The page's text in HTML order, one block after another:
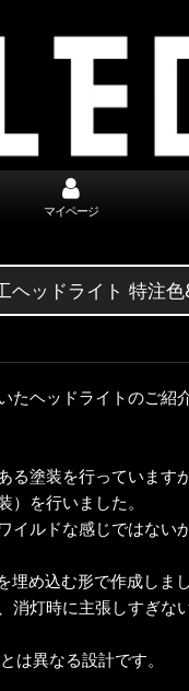
マイページ
ヘッドライト 特注
ヘッドライトのご紹介
る塗装を行っています
を行いました。
ルドな感じではない
め込む形で作成しまし
灯時に主張しすぎな
は異なる設計です。